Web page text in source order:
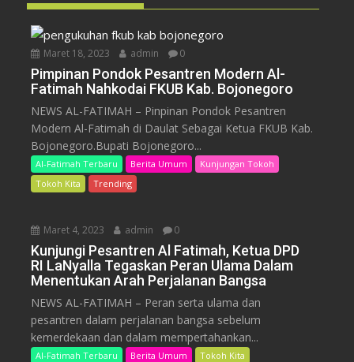
Maret 18, 2023 admin 0
Pimpinan Pondok Pesantren Modern Al-
Fatimah Nahkodai FKUB Kab. Bojonegoro
NEWS AL-FATIMAH – Pinpinan Pondok Pesantren
Modern Al-Fatimah di Daulat Sebagai Ketua FKUB Kab.
Bojonegoro.Bupati Bojonegoro...
Al-Fatimah Terbaru Berita Umum
Kunjungan Tokoh
Tokoh Kita
Trending
Maret 4, 2023 admin 0
Kunjungi Pesantren Al Fatimah, Ketua DPD
RI LaNyalla Tegaskan Peran Ulama Dalam
Menentukan Arah Perjalanan Bangsa
NEWS AL-FATIMAH – Peran serta ulama dan
pesantren dalam perjalanan bangsa sebelum
kemerdekaan dan dalam mempertahankan...
Al-Fatimah Terbaru Berita Umum Tokoh Kita